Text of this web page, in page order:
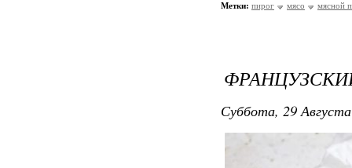
Метки: пирог мясо мясной
Суббота, 29